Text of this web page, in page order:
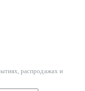
распродажах и